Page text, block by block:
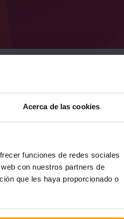
Acerca de las cookies
funciones de redes sociales
con nuestros partners de
que les haya proporcionado o
Minecraft
de juegos → Agregar servidor de